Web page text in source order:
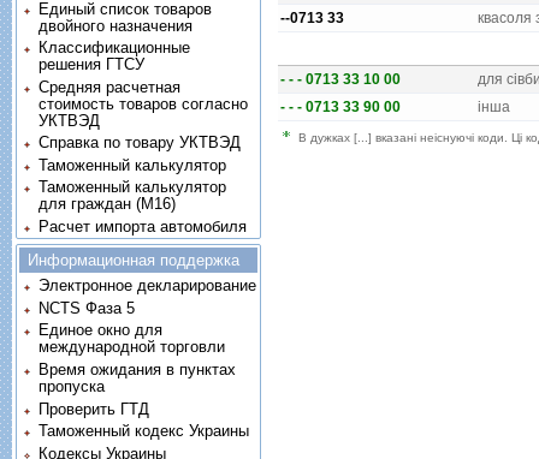
--0713 33
квасоля
- - - 0713 33 10 00
для
- - - 0713 33 90 00
iнша
В дужках [...] вказані неіснуючі коди. Ці
Единый список товаров
двойного назначения
Классификационные
решения ГТСУ
Средняя расчетная
стоимость товаров согласно
УКТВЭД
Справка по товару УКТВЭД
Таможенный калькулятор
Таможенный калькулятор
для граждан (M16)
Расчет импорта автомобиля
Информационная поддержка
Электронное декларирование
NCTS Фаза 5
Единое окно для
международной торговли
Время ожидания в пунктах
пропуска
Проверить ГТД
Таможенный кодекс Украины
Кодексы Украины